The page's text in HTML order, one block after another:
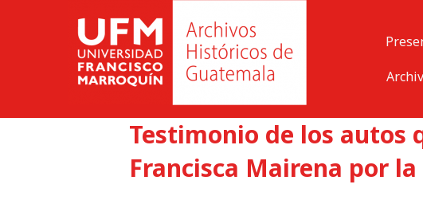
Testimonio de los autos
Francisca Mairena por